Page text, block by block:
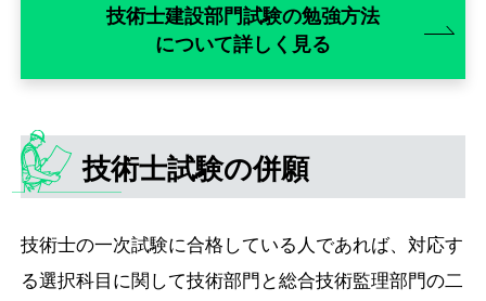
技術士建設部門試験の勉強方法
について詳しく見る
技術士試験の併願
技術士の一次試験に合格している人であれば、対応す
る選択科目に関して技術部門と総合技術監理部門の二